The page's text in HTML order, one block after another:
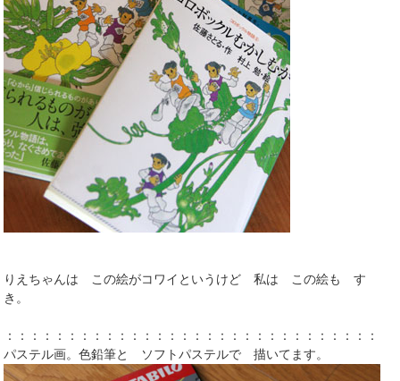
りえちゃんは この絵がコワイというけど 私は この絵も す
き。
：：：：：：：：：：：：：：：：：：：：：：：：：：：：：：：
パステル画。色鉛筆と ソフトパステルで 描いてます。